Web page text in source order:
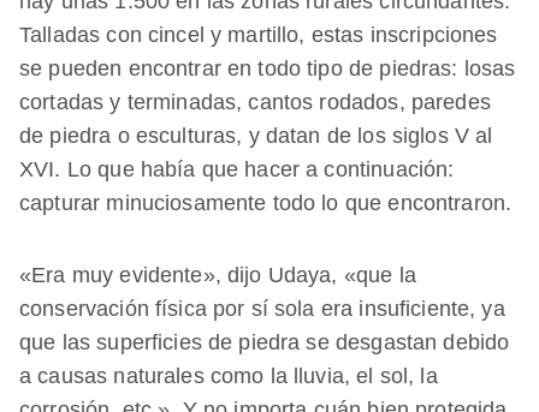
Talladas con cincel y martillo, estas inscripciones
se pueden encontrar en todo tipo de piedras: losas
cortadas y terminadas, cantos rodados, paredes
de piedra o esculturas, y datan de los siglos V al
XVI. Lo que había que hacer a continuación:
capturar minuciosamente todo lo que encontraron.
«Era muy evidente», dijo Udaya, «que la
conservación física por sí sola era insuficiente, ya
que las superficies de piedra se desgastan debido
a causas naturales como la lluvia, el sol, la